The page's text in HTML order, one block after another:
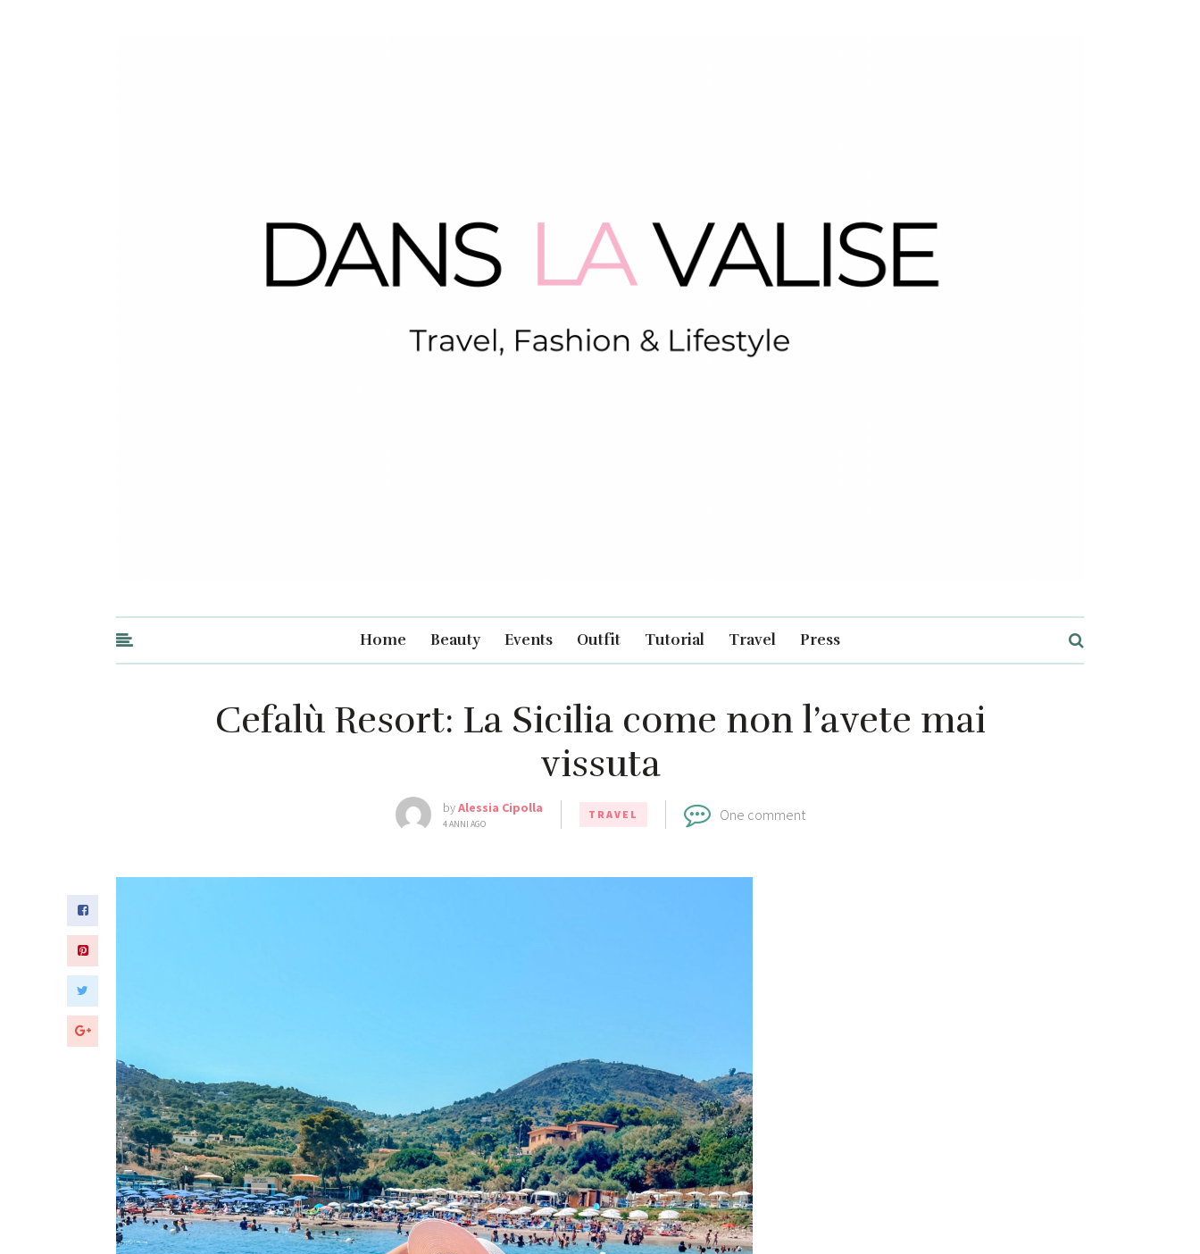
Home Beauty Events Outfit Tutorial Travel Press
Cefalù Resort: La Sicilia come non l’avete mai
vissuta
byAlessia Cipolla
4 ANNI AGO
TRAVEL One comment